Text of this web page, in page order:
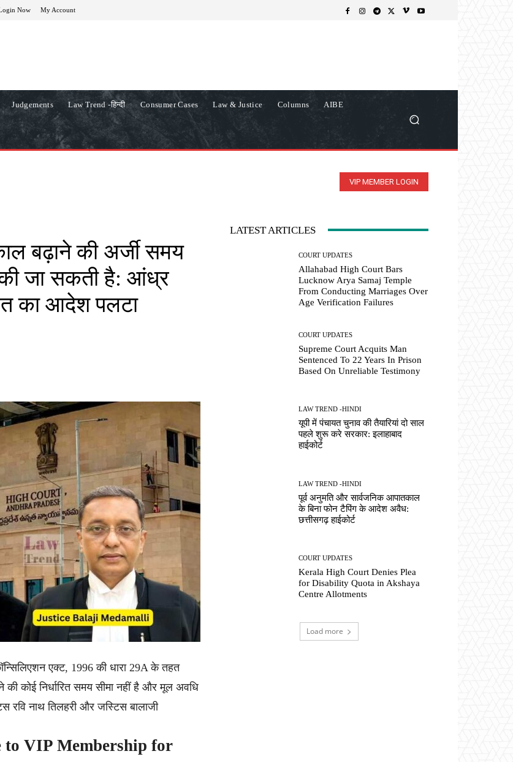
Now My Account
Judgements Law Trend -हिन्दी Consumer Cases Law & Justice Columns AIBE
VIP MEMBER LOGIN
बढ़ाने की अर्जी समय
की जा सकती है: आंध्र
का आदेश पलटा
एक्ट, 1996 की धारा 29A के तहत
कोई निर्धारित समय सीमा नहीं है और मूल अवधि
रवि नाथ तिलहरी और जस्टिस बालाजी
to VIP Membership for
LATEST ARTICLES
COURT UPDATES
Allahabad High Court Bars
Lucknow Arya Samaj Temple
From Conducting Marriages Over
Age Verification Failures
COURT UPDATES
Supreme Court Acquits Man
Sentenced To 22 Years In Prison
Based On Unreliable Testimony
LAW TREND -HINDI
यूपी में पंचायत चुनाव की तैयारियां दो साल
पहले शुरू करे सरकार: इलाहाबाद
हाईकोर्ट
LAW TREND -HINDI
पूर्व अनुमति और सार्वजनिक आपातकाल
के बिना फोन टैपिंग के आदेश अवैध:
छत्तीसगढ़ हाईकोर्ट
COURT UPDATES
Kerala High Court Denies Plea
for Disability Quota in Akshaya
Centre Allotments
Load more